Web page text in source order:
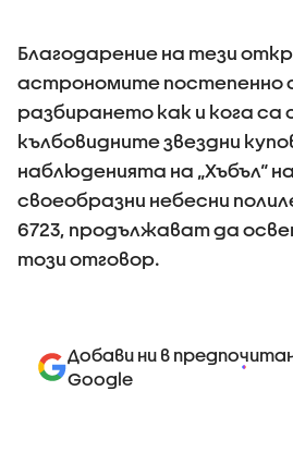
Благодарение на тези
астрономите постепенно
разбирането как и кога са
кълбовидните звездни
наблюденията на „Хъбъл“
своеобразни небесни
6723, продължават да
този отговор.
Добави ни в
Google